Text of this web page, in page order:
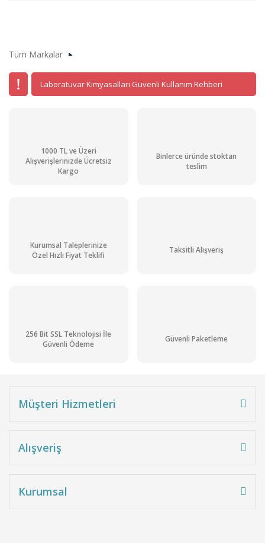
Tüm Markalar
Laboratuvar Kimyasalları Güvenli Kullanım Rehberi
1000 TL ve Üzeri
Alışverişlerinizde Ücretsiz
Kargo
Binlerce üründe stoktan
teslim
Kurumsal Taleplerinize
Özel Hızlı Fiyat Teklifi
Taksitli Alışveriş
256 Bit SSL Teknolojisi İle
Güvenli Ödeme
Güvenli Paketleme
Müşteri Hizmetleri
Alışveriş
Kurumsal